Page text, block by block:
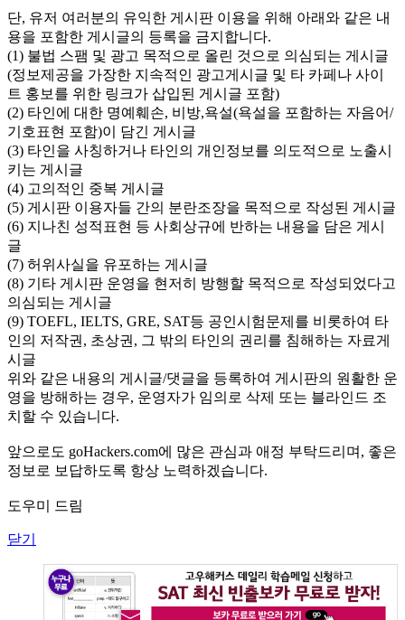
단, 유저 여러분의 유익한 게시판 이용을 위해 아래와 같은 내
용을 포함한 게시글의 등록을 금지합니다.
(1) 불법 스팸 및 광고 목적으로 올린 것으로 의심되는 게시글
(정보제공을 가장한 지속적인 광고게시글 및 타 카페나 사이
트 홍보를 위한 링크가 삽입된 게시글 포함)
(2) 타인에 대한 명예훼손, 비방,욕설(욕설을 포함하는 자음어/
기호표현 포함)이 담긴 게시글
(3) 타인을 사칭하거나 타인의 개인정보를 의도적으로 노출시
키는 게시글
(4) 고의적인 중복 게시글
(5) 게시판 이용자들 간의 분란조장을 목적으로 작성된 게시글
(6) 지나친 성적표현 등 사회상규에 반하는 내용을 담은 게시
글
(7) 허위사실을 유포하는 게시글
(8) 기타 게시판 운영을 현저히 방행할 목적으로 작성되었다고
의심되는 게시글
(9) TOEFL, IELTS, GRE, SAT등 공인시험문제를 비롯하여 타
인의 저작권, 초상권, 그 밖의 타인의 권리를 침해하는 자료게
시글
위와 같은 내용의 게시글/댓글을 등록하여 게시판의 원활한 운
영을 방해하는 경우, 운영자가 임의로 삭제 또는 블라인드 조
치할 수 있습니다.
앞으로도 goHackers.com에 많은 관심과 애정 부탁드리며, 좋은
정보로 보답하도록 항상 노력하겠습니다.
도우미 드림
닫기